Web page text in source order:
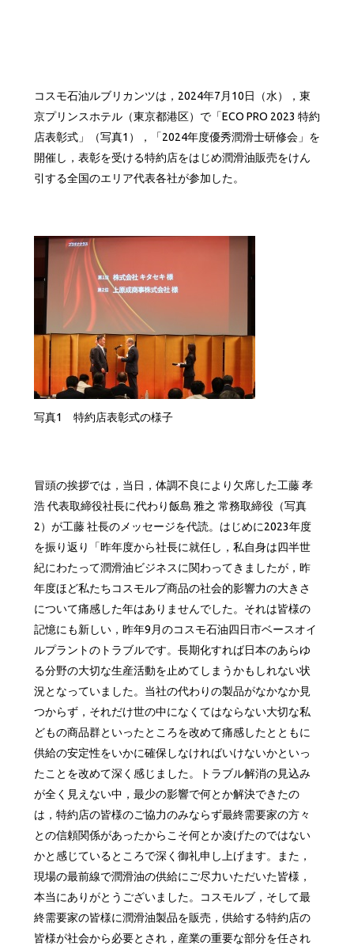
コスモ石油ルブリカンツは，2024年7月10日（水），東
京プリンスホテル（東京都港区）で「ECO PRO 2023 特約
店表彰式」（写真1），「2024年度優秀潤滑士研修会」を
開催し，表彰を受ける特約店をはじめ潤滑油販売をけん
引する全国のエリア代表各社が参加した。
写真1 特約店表彰式の様子
冒頭の挨拶では，当日，体調不良により欠席した工藤 孝
浩 代表取締役社長に代わり飯島 雅之 常務取締役（写真
2）が工藤 社長のメッセージを代読。はじめに2023年度
を振り返り「昨年度から社長に就任し，私自身は四半世
紀にわたって潤滑油ビジネスに関わってきましたが，昨
年度ほど私たちコスモルブ商品の社会的影響力の大きさ
について痛感した年はありませんでした。それは皆様の
記憶にも新しい，昨年9月のコスモ石油四日市ベースオイ
ルプラントのトラブルです。長期化すれば日本のあらゆ
る分野の大切な生産活動を止めてしまうかもしれない状
況となっていました。当社の代わりの製品がなかなか見
つからず，それだけ世の中になくてはならない大切な私
どもの商品群といったところを改めて痛感したとともに
供給の安定性をいかに確保しなければいけないかといっ
たことを改めて深く感じました。トラブル解消の見込み
が全く見えない中，最少の影響で何とか解決できたの
は，特約店の皆様のご協力のみならず最終需要家の方々
との信頼関係があったからこそ何とか凌げたのではない
かと感じているところで深く御礼申し上げます。また，
現場の最前線で潤滑油の供給にご尽力いただいた皆様，
本当にありがとうございました。コスモルブ，そして最
終需要家の皆様に潤滑油製品を販売，供給する特約店の
皆様が社会から必要とされ，産業の重要な部分を任され